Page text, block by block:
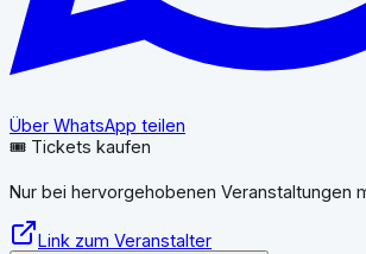
Über WhatsApp teilen
🎟️ Tickets kaufen
Nur bei hervorgehobenen Veranstaltungen
Link zum Veranstalter